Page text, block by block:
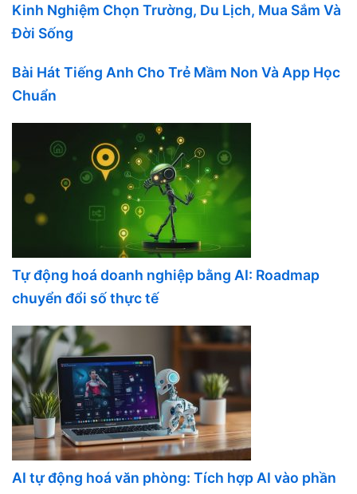
Kinh Nghiệm Chọn Trường, Du Lịch, Mua Sắm Và
Đời Sống
Bài Hát Tiếng Anh Cho Trẻ Mầm Non Và App Học
Chuẩn
Tự động hoá doanh nghiệp bằng AI: Roadmap
chuyển đổi số thực tế
AI tự động hoá văn phòng: Tích hợp AI vào phần